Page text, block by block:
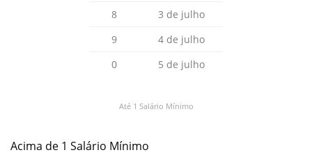
8
3 de julho
9
4 de julho
0
5 de julho
Até 1 Salário Mínimo
Acima de 1 Salário Mínimo